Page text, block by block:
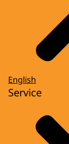
English
Service